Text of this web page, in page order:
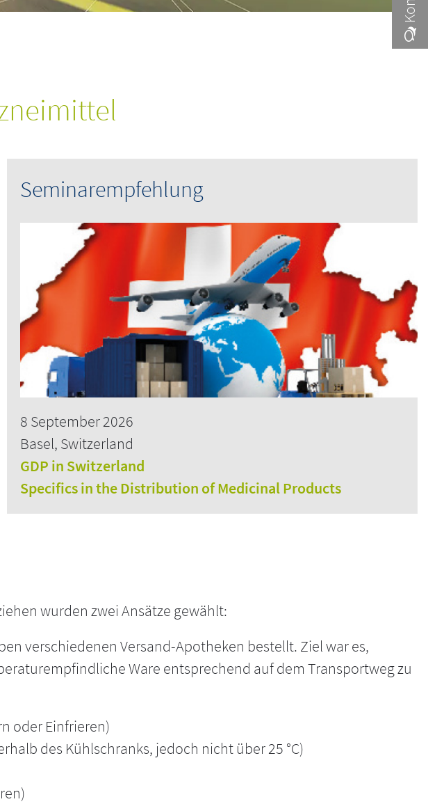
Seminarempfehlung
8 September 2026
Basel, Switzerland
GDP in Switzerland
Specifics in the Distribution of Medicinal Products
wurden zwei Ansätze gewählt:
verschiedenen Versand-Apotheken bestellt. Ziel war es,
Ware entsprechend auf dem Transportweg zu
oder Einfrieren)
des Kühlschranks, jedoch nicht über 25 °C)